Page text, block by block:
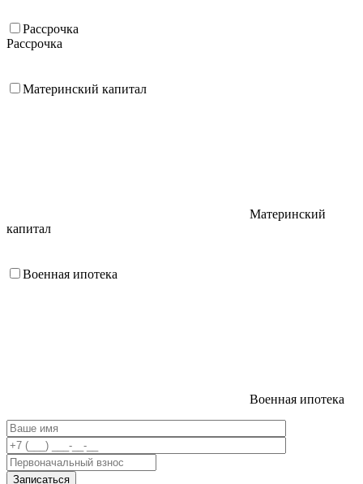
Рассрочка
Рассрочка
Материнский капитал
Материнский
капитал
Военная ипотека
Военная ипотека